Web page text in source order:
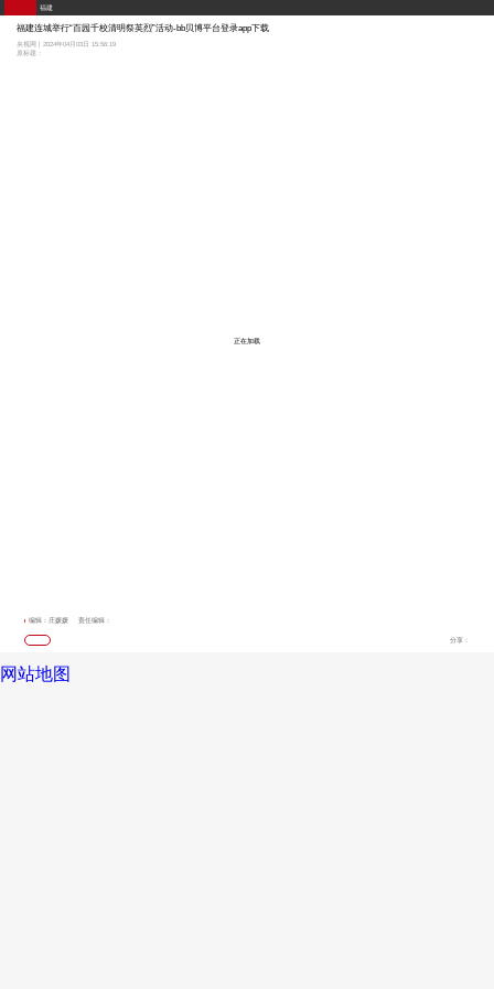
福建
福建连城举行“百园千校清明祭英烈”活动-bb贝博平台登录app下载
央视网 | 2024年04月03日 15:56:19
原标题：
正在加载
编辑：庄媛媛 责任编辑：
分享：
网站地图